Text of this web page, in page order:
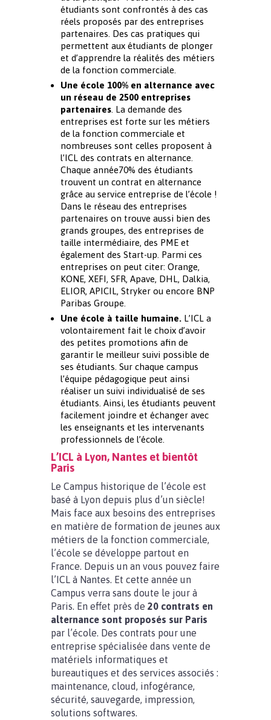
étudiants sont confrontés à des cas
réels proposés par des entreprises
partenaires. Des cas pratiques qui
permettent aux étudiants de plonger
et d’apprendre la réalités des métiers
de la fonction commerciale.
Une école 100% en alternance avec
un réseau de 2500 entreprises
partenaires . La demande des
entreprises est forte sur les métiers
de la fonction commerciale et
nombreuses sont celles proposent à
l’ICL des contrats en alternance.
Chaque année70% des étudiants
trouvent un contrat en alternance
grâce au service entreprise de l’école !
Dans le réseau des entreprises
partenaires on trouve aussi bien des
grands groupes, des entreprises de
taille intermédiaire, des PME et
également des Start-up. Parmi ces
entreprises on peut citer: Orange,
KONE, XEFI, SFR, Apave, DHL, Dalkia,
ELIOR, APICIL, Stryker ou encore BNP
Paribas Groupe.
Une école à taille humaine. L’ICL a
volontairement fait le choix d’avoir
des petites promotions afin de
garantir le meilleur suivi possible de
ses étudiants. Sur chaque campus
l’équipe pédagogique peut ainsi
réaliser un suivi individualisé de ses
étudiants. Ainsi, les étudiants peuvent
facilement joindre et échanger avec
les enseignants et les intervenants
professionnels de l’école.
L’ICL à Lyon, Nantes et bientôt
Paris
Le Campus historique de l’école est
basé à Lyon depuis plus d’un siècle!
Mais face aux besoins des entreprises
en matière de formation de jeunes aux
métiers de la fonction commerciale,
l’école se développe partout en
France. Depuis un an vous pouvez faire
l’ICL à Nantes. Et cette année un
Campus verra sans doute le jour à
Paris. En effet près de 20 contrats en
alternance sont proposés sur Paris
par l’école. Des contrats pour une
entreprise spécialisée dans vente de
matériels informatiques et
bureautiques et des services associés :
maintenance, cloud, infogérance,
sécurité, sauvegarde, impression,
solutions softwares.